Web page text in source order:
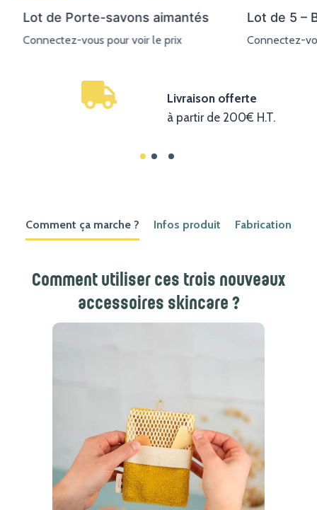
Lot de Porte-savons aimantés
Connectez-vous pour voir le prix
Lot de 5 –
Connectez-
Livraison offerte
à partir de 200€ H.T.
Comment ça marche ? Infos produit Fabrication
Comment utiliser ces trois nouveaux
accessoires skincare ?